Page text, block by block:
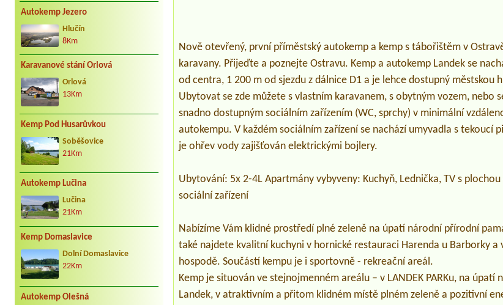
Autokemp Jezero
Hlučín
8Km
Karavanové stání Orlová
Orlová
13Km
Kemp Pod Husarůvkou
Soběšovice
21Km
Autokemp Lučina
Lučina
21Km
Kemp Domaslavice
Dolní Domaslavice
22Km
Autokemp Olešná
Nově otevřený, první příměstský autokemp a kemp s tábořištěm v
karavany. Přijeďte a poznejte Ostravu. Kemp a autokemp Landek se
od centra, 1 200 m od sjezdu z dálnice D1 a je lehce dostupný městskou
Ubytovat se zde můžete s vlastním karavanem, s obytným vozem, nebo
snadno dostupným sociálním zařízením (WC, sprchy) v minimální
autokempu. V každém sociálním zařízení se nachází umyvadla s tekoucí
je ohřev vody zajišťován elektrickými bojlery.
Ubytování: 5x 2-4L Apartmány vybyveny: Kuchyň, Lednička, TV s
sociální zařízení
Nabízíme Vám klidné prostředí plné zeleně na úpatí národní přírodní
také najdete kvalitní kuchyni v hornické restauraci Harenda u Barborky
hospodě. Součástí kempu je i sportovně - rekreační areál.
Kemp je situován ve stejnojmenném areálu – v LANDEK PARKu, na
Landek, v atraktivním a přitom klidném místě plném zeleně a pozitivní